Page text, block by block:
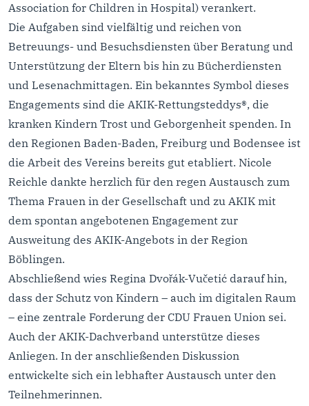
Association for Children in Hospital) verankert.
Die Aufgaben sind vielfältig und reichen von
Betreuungs- und Besuchsdiensten über Beratung und
Unterstützung der Eltern bis hin zu Bücherdiensten
und Lesenachmittagen. Ein bekanntes Symbol dieses
Engagements sind die AKIK-Rettungsteddys®, die
kranken Kindern Trost und Geborgenheit spenden. In
den Regionen Baden-Baden, Freiburg und Bodensee ist
die Arbeit des Vereins bereits gut etabliert. Nicole
Reichle dankte herzlich für den regen Austausch zum
Thema Frauen in der Gesellschaft und zu AKIK mit
dem spontan angebotenen Engagement zur
Ausweitung des AKIK-Angebots in der Region
Böblingen.
Abschließend wies Regina Dvořák-Vučetić darauf hin,
dass der Schutz von Kindern – auch im digitalen Raum
– eine zentrale Forderung der CDU Frauen Union sei.
Auch der AKIK-Dachverband unterstütze dieses
Anliegen. In der anschließenden Diskussion
entwickelte sich ein lebhafter Austausch unter den
Teilnehmerinnen.